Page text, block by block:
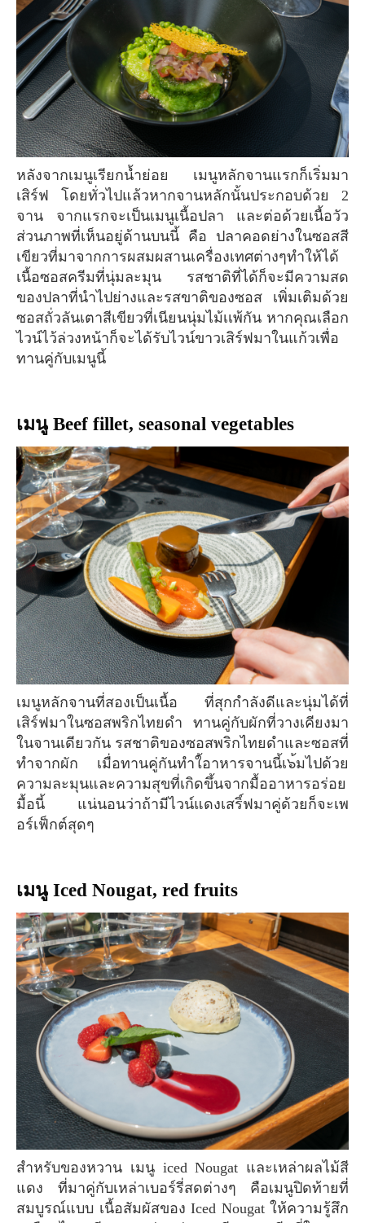
หลังจากเมนูเรียกน้ำย่อย เมนูหลักจานแรกก็เริ่มมา
เสิร์ฟ โดยทั่วไปแล้วหากจานหลักนั้นประกอบด้วย 2
จาน จากแรกจะเป็นเมนูเนื้อปลา และต่อด้วยเนื้อวัว
ส่วนภาพที่เห็นอยู่ด้านบนนี้ คือ ปลาคอดย่างในซอสสี
เขียวที่มาจากการผสมผสานเครื่องเทศต่างๆทำให้ได้
เนื้อซอสครีมที่นุ่มละมุน รสชาติที่ได้ก็จะมีความสด
ของปลาที่นำไปย่างและรสขาติของซอส เพิ่มเติมด้วย
ซอสถั่วลันเตาสีเขียวที่เนียนนุ่มไม้เเพ้กัน หากคุณเลือก
ไวน์ไว้ล่วงหน้าก็จะได้รับไวน์ขาวเสิร์ฟมาในแก้วเพื่อ
ทานคู่กับเมนูนี้
เมนู Beef fillet, seasonal vegetables
เมนูหลักจานที่สองเป็นเนื้อ ที่สุกกำลังดีและนุ่มได้ที่
เสิร์ฟมาในซอสพริกไทยดำ ทานคู่กับผักที่วางเคียงมา
ในจานเดียวกัน รสชาติของซอสพริกไทยดำและซอสที่
ทำจากผัก เมื่อทานคู่กันทำใ้อาหารจานนี้เ๖้มไปด้วย
ความละมุนและความสุขที่เกิดขึ้นจากมื้ออาหารอร่อย
มื้อนี้ แน่นอนว่าถ้ามีไวน์แดงเสริ์ฟมาคู่ด้วยก็จะเพ
อร์เฟ็กต์สุดๆ
เมนู Iced Nougat, red fruits
สำหรับของหวาน เมนู iced Nougat และเหล่าผลไม้สี
แดง ที่มาคู่กับเหล่าเบอร์รี่สดต่างๆ คือเมนูปิดท้ายที่
สมบูรณ์แบบ เนื้อสัมผัสของ Iced Nougat ให้ความรู้สึก